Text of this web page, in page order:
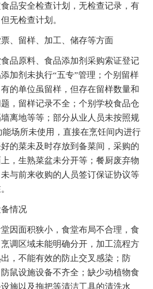
品安全检查计划，无检查记录，有
无检查计划。
留样、加工、储存等方面
原料、食品添加剂采购索证登记
加剂未执行“五专”管理；个别留样
的单位虽留样，但存在留样数量和
，留样记录不全；个别学校食品仓
离地等等；部分从业人员未按照规
场所未使用，直接在烹饪间内进行
的菜未及时存放到备菜间，采购的
，生熟菜盆未分开等；餐厨废弃物
与前来收购的人员签订保证协议等
情况
面积狭小，食堂布局不合理，食
调区域未能明确分开，加工流程方
，不能有效的防止交叉感染；防
鼠设施设备不齐全；缺少动植物食
施以及拖把等清洁工具的清洗水